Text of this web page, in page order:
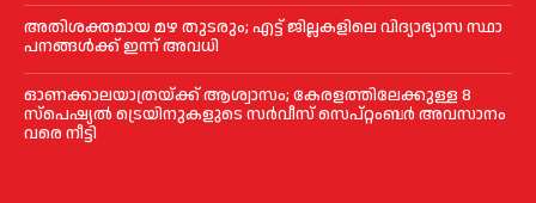
അതിശക്തമായ മഴ തുടരും; എട്ട് ജി​ല്ല​ക​ളി​ലെ വി​ദ്യാ​ഭ്യാ​സ സ്ഥാ​
പ​ന​ങ്ങ​ൾ​ക്ക് ഇ​ന്ന് അ​വ​ധി
ഓണക്കാലയാത്രയ്ക്ക് ആശ്വാസം; കേരളത്തിലേക്കുള്ള 8
സ്പെഷ്യൽ ട്രെയിനുകളുടെ സർവീസ് സെപ്റ്റംബർ അവസാനം
വരെ നീട്ടി